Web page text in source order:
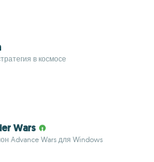
в космосе
Wars
Advance Wars для Windows